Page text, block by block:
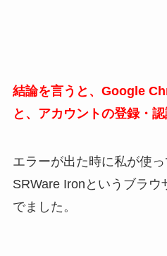
結論を言うと、Google
と、アカウントの登録・認
エラーが出た時に私が使っ
SRWare Ironというブラ
でました。